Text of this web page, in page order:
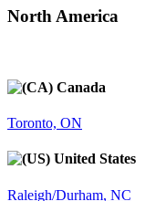
North America
Canada
Toronto, ON
United States
Raleigh/Durham, NC